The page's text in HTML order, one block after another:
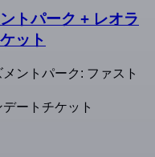
トパーク + レオラ
ット
ントパーク: ファスト
ートチケット